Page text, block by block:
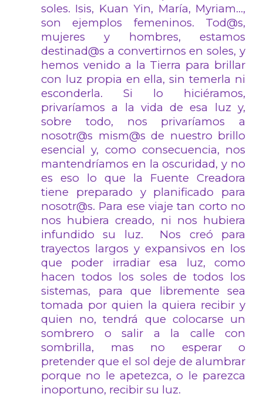
soles. Isis, Kuan Yin, María, Myriam…,
son ejemplos femeninos. Tod@s,
mujeres y hombres, estamos
destinad@s a convertirnos en soles, y
hemos venido a la Tierra para brillar
con luz propia en ella, sin temerla ni
esconderla. Si lo hiciéramos,
privaríamos a la vida de esa luz y,
sobre todo, nos privaríamos a
nosotr@s mism@s de nuestro brillo
esencial y, como consecuencia, nos
mantendríamos en la oscuridad, y no
es eso lo que la Fuente Creadora
tiene preparado y planificado para
nosotr@s. Para ese viaje tan corto no
nos hubiera creado, ni nos hubiera
infundido su luz. Nos creó para
trayectos largos y expansivos en los
que poder irradiar esa luz, como
hacen todos los soles de todos los
sistemas, para que libremente sea
tomada por quien la quiera recibir y
quien no, tendrá que colocarse un
sombrero o salir a la calle con
sombrilla, mas no esperar o
pretender que el sol deje de alumbrar
porque no le apetezca, o le parezca
inoportuno, recibir su luz.